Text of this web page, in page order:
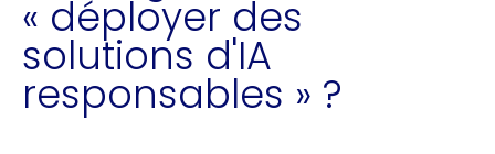
« déployer des
solutions d'IA
responsables » ?